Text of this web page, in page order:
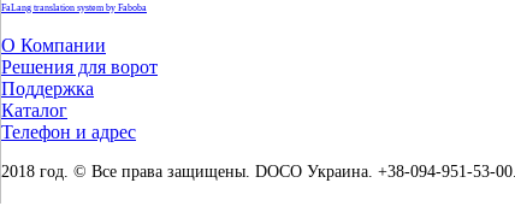
FaLang translation system by Faboba
О Компании
Решения для ворот
Поддержка
Каталог
Телефон и адрес
2018 год. © Все права защищены. DOCO Украина. +38-094-951-53-00.